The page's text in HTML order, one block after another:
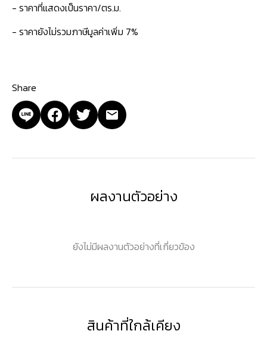
- ราคาที่แสดงเป็นราคา/ตร.ม.
- ราคายังไม่รวมภาษีมูลค่าเพิ่ม 7%
Share
ผลงานตัวอย่าง
ยังไม่มีผลงานตัวอย่างที่เกี่ยวข้อง
สินค้าที่ใกล้เคียง